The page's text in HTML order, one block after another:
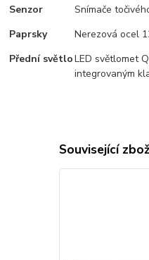
Senzor
Snímače
Paprsky
Nerezová ocel
Přední světloLED světlomet
integrovaným
Související